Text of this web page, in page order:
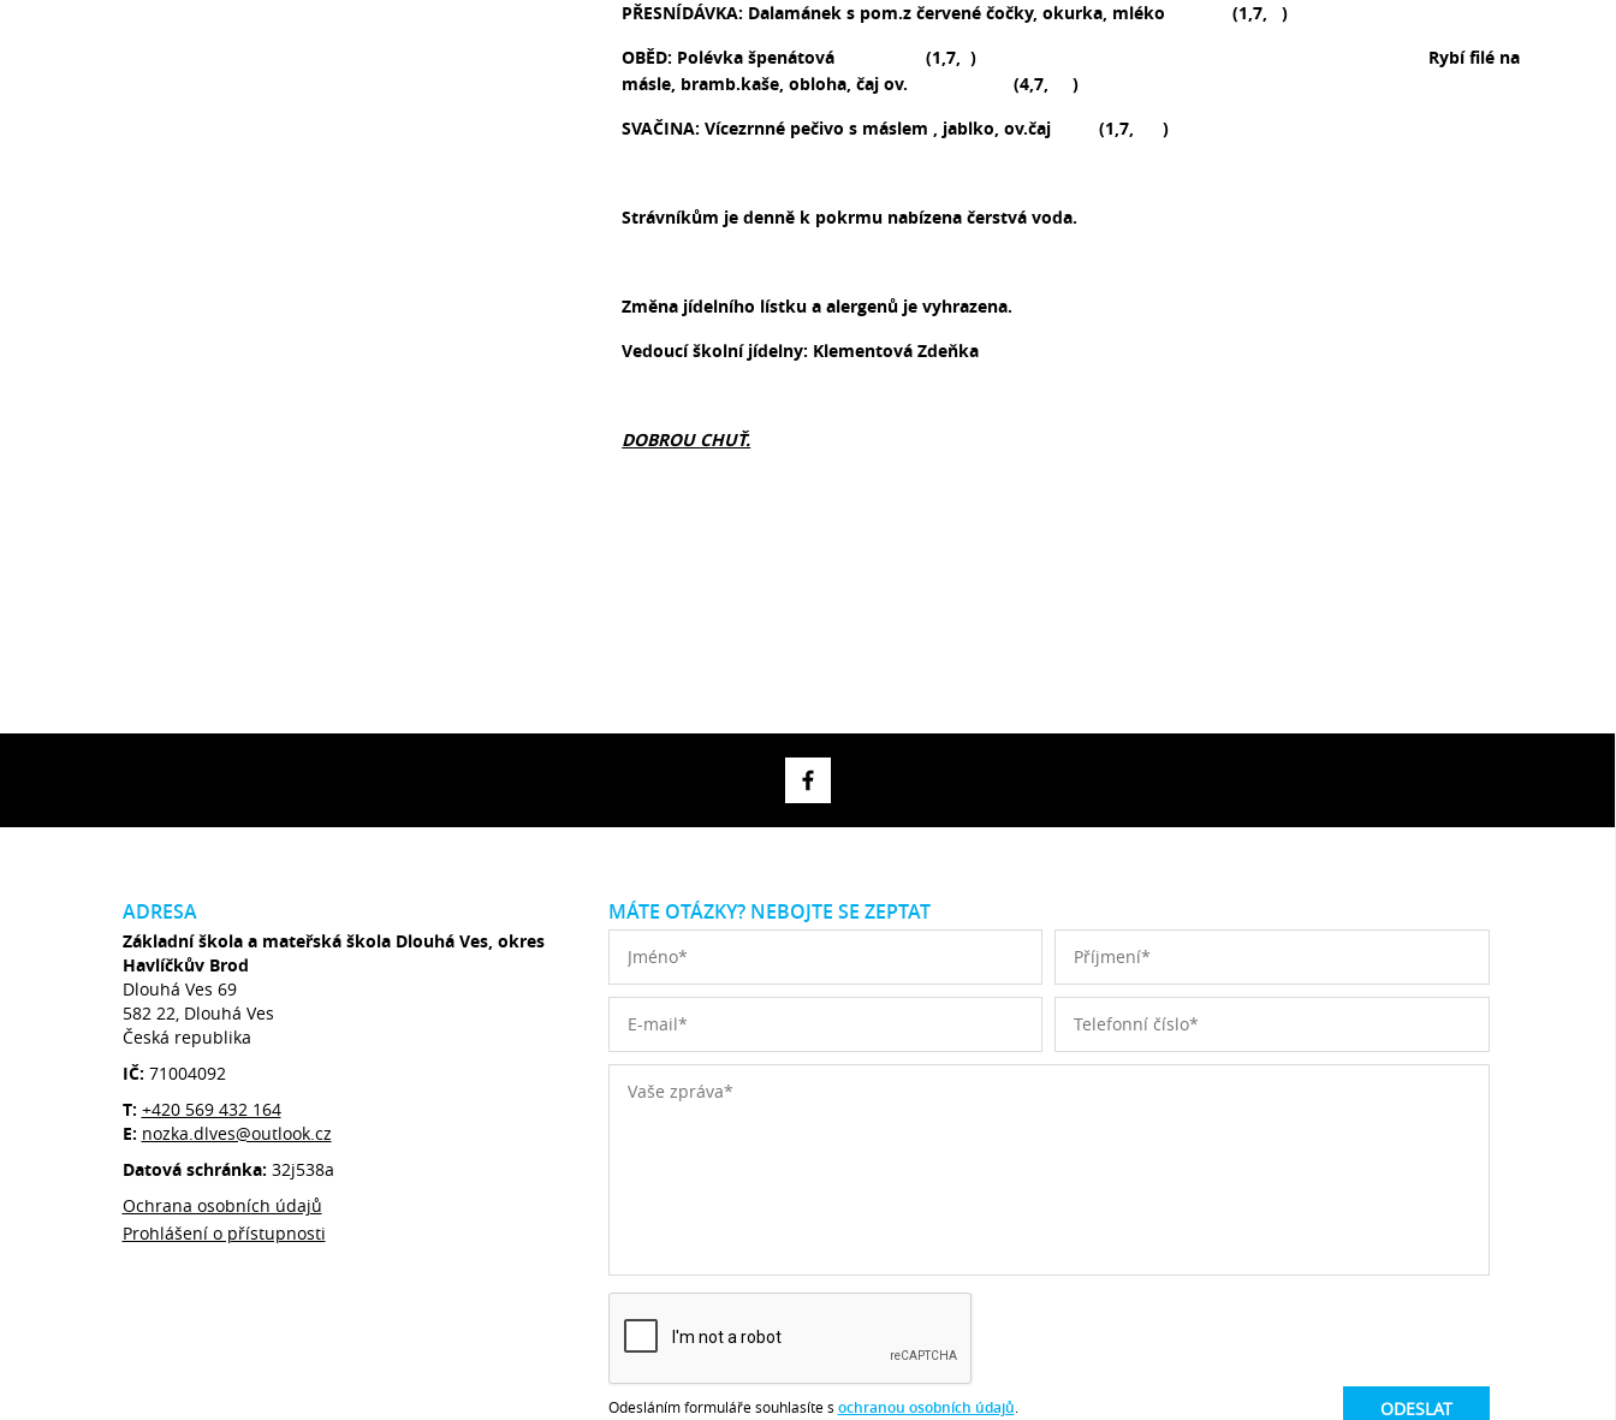
PŘESNÍDÁVKA: Dalamánek s pom.z červené čočky, okurka, mléko (1,7, )
OBĚD: Polévkašpenátová (1,7, ) Rybí filé na
másle, bramb.kaše, obloha, čajov. (4,7, )
SVAČINA: Vícezrnné pečivo s máslem , jablko,ov.čaj (1,7, )
Strávníkům je denně k pokrmu nabízena čerstvá voda.
Změna jídelního lístku a alergenů je vyhrazena.
Vedoucí školní jídelny: Klementová Zdeňka
DOBROU CHUŤ.
ADRESA
Základní škola a mateřská škola Dlouhá Ves, okres
Havlíčkův Brod
Dlouhá Ves 69
582 22, Dlouhá Ves
Česká republika
IČ: 71004092
T: +420 569 432 164
E: nozka.dlves@outlook.cz
Datová schránka: 32j538a
Ochrana osobních údajů
Prohlášení o přístupnosti
MÁTE OTÁZKY? NEBOJTE SE ZEPTAT
Odesláním formuláře souhlasíte s ochranou osobních údajů